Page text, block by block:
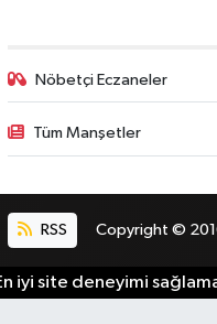
Nöbetçi Eczaneler
Tüm Manşetler
RSS Copyright © 2016
iyi site deneyimi